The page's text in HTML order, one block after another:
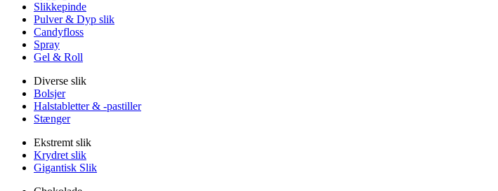
Slikkepinde
Pulver & Dyp slik
Candyfloss
Spray
Gel & Roll
Diverse slik
Bolsjer
Halstabletter & -pastiller
Stænger
Ekstremt slik
Krydret slik
Gigantisk Slik